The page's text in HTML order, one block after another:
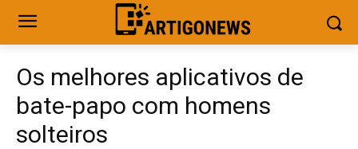
Os melhores aplicativos de
bate-papo com homens
solteiros